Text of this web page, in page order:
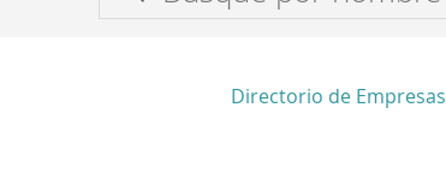
Directorio de Empresas